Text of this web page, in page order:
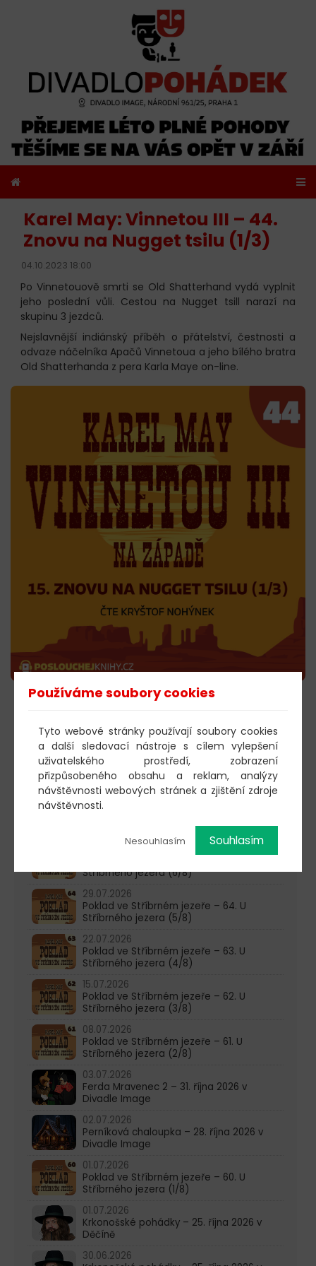
Karel May: Vinnetou III – 44.
Znovu na Nugget tsilu (1/3)
04.10.2023 18:00
Po Vinnetouově smrti se Old Shatterhand vydá vyplnit
jeho poslední vůli. Cestou na Nugget tsill narazí na
skupinu 3 jezdců.
Nejslavnější indiánský příběh o přátelství, čestnosti a
odvaze náčelníka Apačů Vinnetoua a jeho bílého bratra
Old Shatterhanda z pera Karla Maye on-line.
603 805 271
pondělí-čtvrtek: 10:00-16:00
05.08.2026
Stříbrného jezera (6/8)
29.07.2026
Poklad ve Stříbrném jezeře – 64. U
Stříbrného jezera (5/8)
22.07.2026
Poklad ve Stříbrném jezeře – 63. U
Stříbrného jezera (4/8)
15.07.2026
Poklad ve Stříbrném jezeře – 62. U
Stříbrného jezera (3/8)
08.07.2026
Poklad ve Stříbrném jezeře – 61. U
Stříbrného jezera (2/8)
03.07.2026
Ferda Mravenec 2 – 31. října 2026 v
Divadle Image
02.07.2026
Perníková chaloupka – 28. října 2026 v
Divadle Image
01.07.2026
Poklad ve Stříbrném jezeře – 60. U
Stříbrného jezera (1/8)
01.07.2026
Krkonošské pohádky – 25. října 2026 v
Děčíně
30.06.2026
Používáme soubory cookies
Tyto webové stránky používají soubory cookies
a další sledovací nástroje s cílem vylepšení
uživatelského prostředí, zobrazení
přizpůsobeného obsahu a reklam, analýzy
návštěvnosti webových stránek a zjištění zdroje
návštěvnosti.
Nesouhlasím Souhlasím